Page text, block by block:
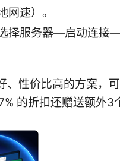
网速）。
择服务器—启动连接—
、性价比高的方案，
的折扣还赠送额外3